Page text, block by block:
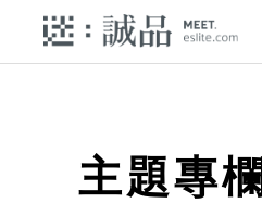
主題專欄